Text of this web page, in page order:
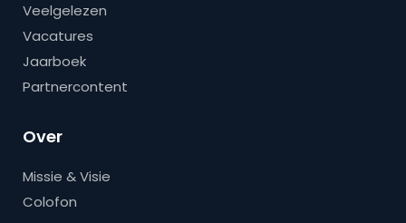
Veelgelezen
Vacatures
Jaarboek
Partnercontent
Over
Missie & Visie
Colofon